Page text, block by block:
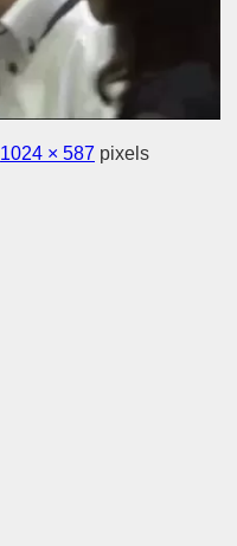
1024 × 587 pixels